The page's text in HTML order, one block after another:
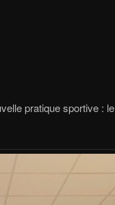
pratique sportive : le